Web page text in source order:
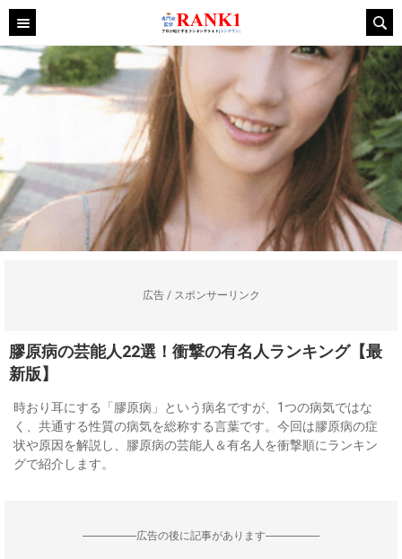
広告 / スポンサーリンク
膠原病の芸能人22選！衝撃の有名人ランキング【最
新版】
時おり耳にする「膠原病」という病名ですが、1つの病気ではな
く、共通する性質の病気を総称する言葉です。今回は膠原病の症
状や原因を解説し、膠原病の芸能人＆有名人を衝撃順にランキン
グで紹介します。
--------------------広告の後に記事があります--------------------